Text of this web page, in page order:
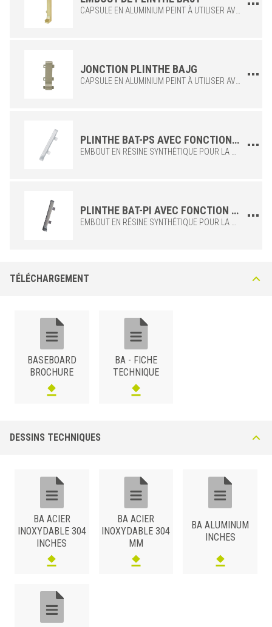
BA 450 AM11
Blanc mat
BA 450 A54
Noir mat
BA 600 A54
Noir mat
JONCTION PLINTHE BAJG
PLINTHE BAT-PS AVEC FONCTION D'EMBOUT POUR PROFIL BA EN ALUMINIUM
PLINTHE BAT-PI AVEC FONCTION D'EMBOUT POUR PROFIL BA EN ACIER (IL)
TÉLÉCHARGEMENT
BASEBOARD
BROCHURE
BA - FICHE
TECHNIQUE
DESSINS TECHNIQUES
BA ACIER
INOXYDABLE 304
INCHES
BA ACIER
INOXYDABLE 304
MM
BA ALUMINUM
INCHES